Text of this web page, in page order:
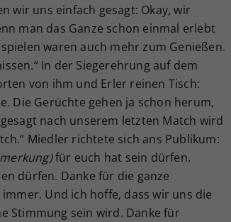
wir uns einfach gesagt: Okay, wir
man das Ganze schon einmal erlebt
waren auch mehr zum Genießen.
In der Siegerehrung auf dem
von ihm und Erler reinen Tisch:
Die Gerüchte gehen ja schon herum,
nach unserem letzten Match wird
Miedler richtete sich ans Publikum:
für euch hat sein dürfen.
dürfen. Danke für die ganze
Und ich hoffe, dass wir uns die
Stimmung sein wird. Danke für